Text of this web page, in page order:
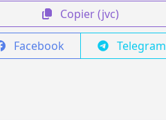
Copier (jvc)
Facebook Telegram